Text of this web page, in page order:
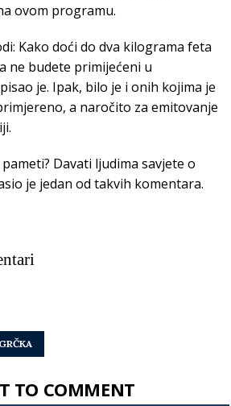
ovom programu.
Kako doći do dva kilograma feta
ne budete primijećeni u
je. Ipak, bilo je i onih kojima je
a naročito za emitovanje
Davati ljudima savjete o
je jedan od takvih komentara.
GRČKA
TO COMMENT